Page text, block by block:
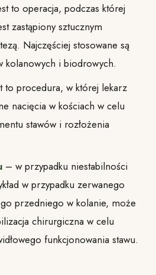
to operacja, podczas której
zastąpiony sztucznym
Najczęściej stosowane są
kolanowych i biodrowych.
procedura, w której lekarz
nacięcia w kościach w celu
stawów i rozłożenia
– w przypadku niestabilności
w przypadku zerwanego
przedniego w kolanie, może
chirurgiczna w celu
funkcjonowania stawu.